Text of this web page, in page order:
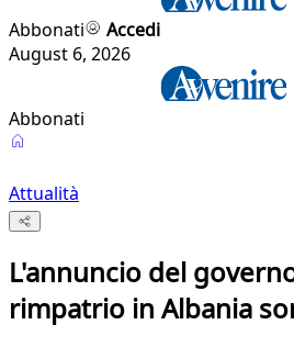
Abbonati
Accedi
August 6, 2026
Abbonati
Attualità
L'annuncio del
rimpatrio in Albania